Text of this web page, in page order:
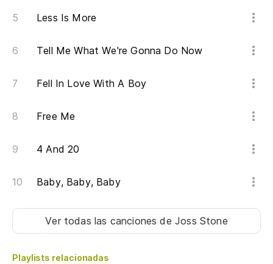
Less Is More
Tell Me What We're Gonna Do Now
Fell In Love With A Boy
Free Me
4 And 20
Baby, Baby, Baby
Ver todas las cancionesde Joss Stone
Playlists relacionadas